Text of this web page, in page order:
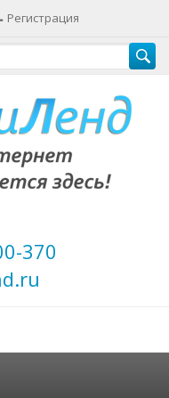
Регистрация
370